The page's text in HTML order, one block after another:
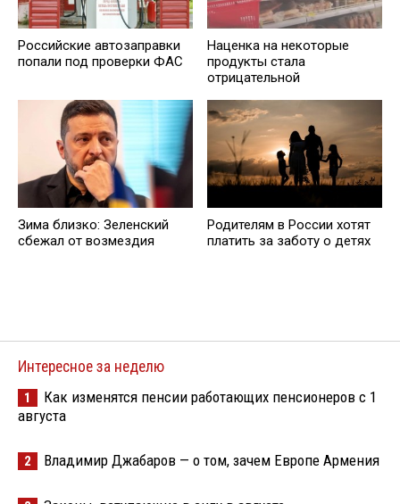
Российские автозаправки
попали под проверки ФАС
Наценка на некоторые
продукты стала
отрицательной
Зима близко: Зеленский
сбежал от возмездия
Родителям в России хотят
платить за заботу о детях
Интересное за неделю
1
Как изменятся пенсии работающих пенсионеров с 1
августа
2 Владимир Джабаров — о том, зачем Европе Армения